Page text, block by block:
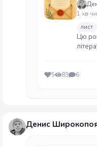
1 хв
лист
Цю
собі
5 83 6
Денис